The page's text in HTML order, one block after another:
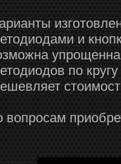
и
по
вопросам